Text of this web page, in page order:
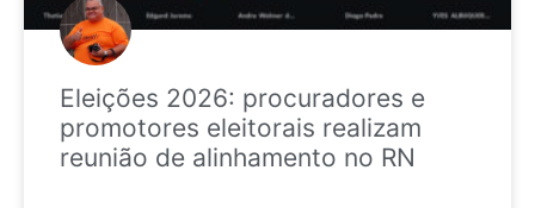
Eleições 2026: procuradores e
promotores eleitorais realizam
reunião de alinhamento no RN